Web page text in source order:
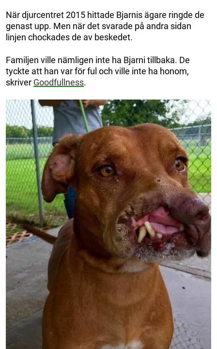
När djurcentret 2015 hittade Bjarnis ägare ringde de
genast upp. Men när det svarade på andra sidan
linjen chockades de av beskedet.
Familjen ville nämligen inte ha Bjarni tillbaka. De
tyckte att han var för ful och ville inte ha honom,
skriver Goodfullness.